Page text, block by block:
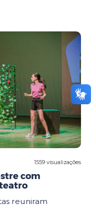
1559 visualizações
com
reuniram